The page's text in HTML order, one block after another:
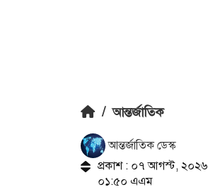
/ আন্তর্জাতিক
আন্তর্জাতিক ডেস্ক
প্রকাশ : ০৭ আগস্ট, ২০২৬
০১:৫০ এএম